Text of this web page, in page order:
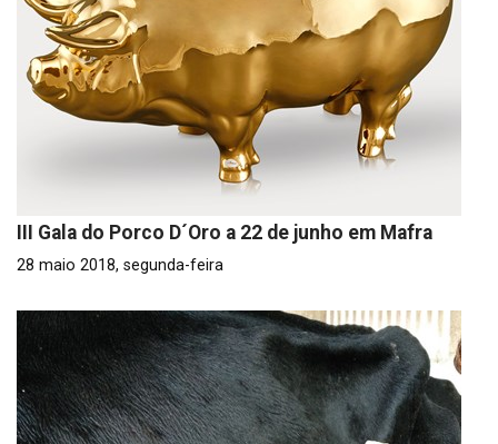
III Gala do Porco D´Oro a 22 de junho em Mafra
28 maio 2018, segunda-feira